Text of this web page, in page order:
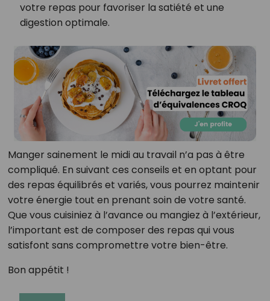
votre repas pour favoriser la satiété et une
digestion optimale.
Manger sainement le midi au travail n’a pas à être
compliqué. En suivant ces conseils et en optant pour
des repas équilibrés et variés, vous pourrez maintenir
votre énergie tout en prenant soin de votre santé.
Que vous cuisiniez à l’avance ou mangiez à l’extérieur,
l’important est de composer des repas qui vous
satisfont sans compromettre votre bien-être.
Bon appétit !